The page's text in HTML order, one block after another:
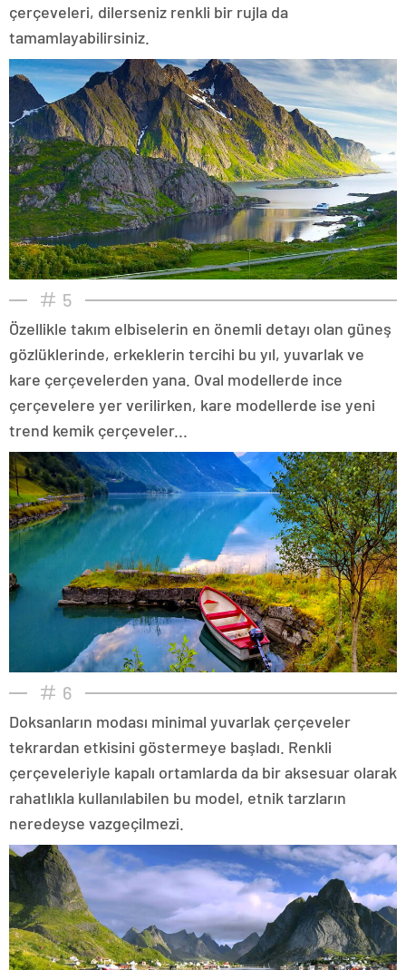
çerçeveleri, dilerseniz renkli bir rujla da
tamamlayabilirsiniz.
5
Özellikle takım elbiselerin en önemli detayı olan güneş
gözlüklerinde, erkeklerin tercihi bu yıl, yuvarlak ve
kare çerçevelerden yana. Oval modellerde ince
çerçevelere yer verilirken, kare modellerde ise yeni
trend kemik çerçeveler...
6
Doksanların modası minimal yuvarlak çerçeveler
tekrardan etkisini göstermeye başladı. Renkli
çerçeveleriyle kapalı ortamlarda da bir aksesuar olarak
rahatlıkla kullanılabilen bu model, etnik tarzların
neredeyse vazgeçilmezi.